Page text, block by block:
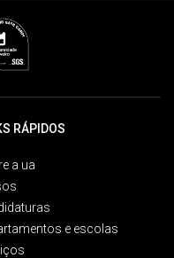
RÁPIDOS
a ua
e escolas